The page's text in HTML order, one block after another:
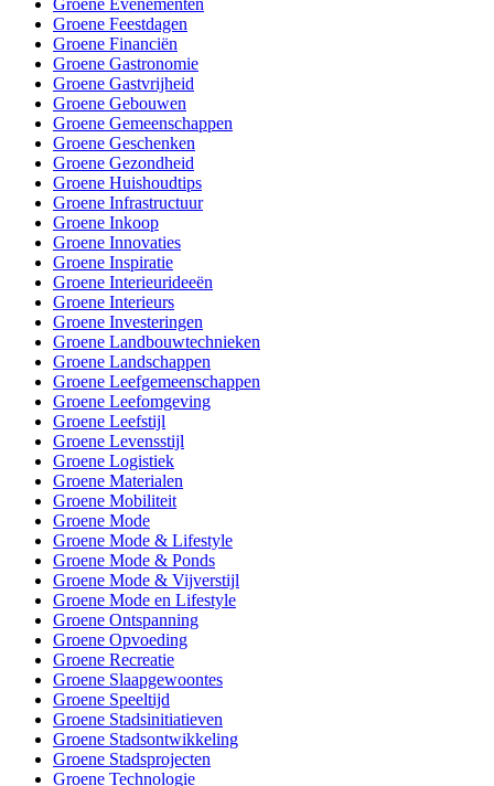
Groene Evenementen
Groene Feestdagen
Groene Financiën
Groene Gastronomie
Groene Gastvrijheid
Groene Gebouwen
Groene Gemeenschappen
Groene Geschenken
Groene Gezondheid
Groene Huishoudtips
Groene Infrastructuur
Groene Inkoop
Groene Innovaties
Groene Inspiratie
Groene Interieurideeën
Groene Interieurs
Groene Investeringen
Groene Landbouwtechnieken
Groene Landschappen
Groene Leefgemeenschappen
Groene Leefomgeving
Groene Leefstijl
Groene Levensstijl
Groene Logistiek
Groene Materialen
Groene Mobiliteit
Groene Mode
Groene Mode & Lifestyle
Groene Mode & Ponds
Groene Mode & Vijverstijl
Groene Mode en Lifestyle
Groene Ontspanning
Groene Opvoeding
Groene Recreatie
Groene Slaapgewoontes
Groene Speeltijd
Groene Stadsinitiatieven
Groene Stadsontwikkeling
Groene Stadsprojecten
Groene Technologie